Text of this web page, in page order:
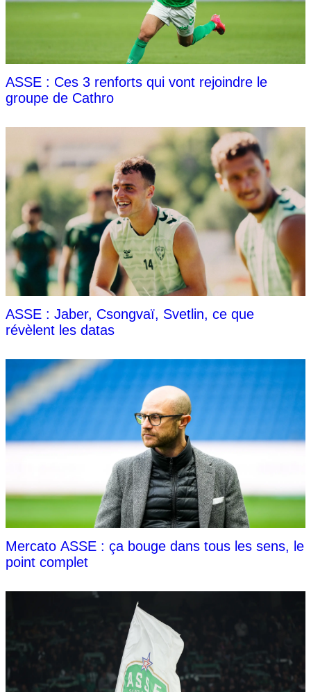
ASSE : Ces 3 renforts qui vont rejoindre le
groupe de Cathro
ASSE : Jaber, Csongvaï, Svetlin, ce que
révèlent les datas
Mercato ASSE : ça bouge dans tous les sens, le
point complet